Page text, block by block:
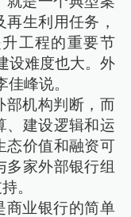
生利用任务，
工程的重要节
设难度也大。外
峰说。
部机构判断，而
、建设逻辑和运
态价值和融资可
多家外部银行组
。
商业银行的简单